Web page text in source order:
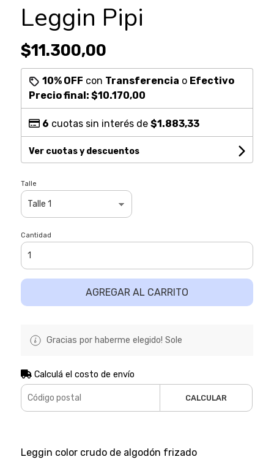
Leggin Pipi
$11.300,00
10% OFF con Transferencia o Efectivo
Precio final: $10.170,00
6 cuotas sin interés de $1.883,33
Ver cuotas y descuentos
Talle
Cantidad
AGREGAR AL CARRITO
Gracias por haberme elegido! Sole
Calculá el costo de envío
CALCULAR
Leggin color crudo de algodón frizado